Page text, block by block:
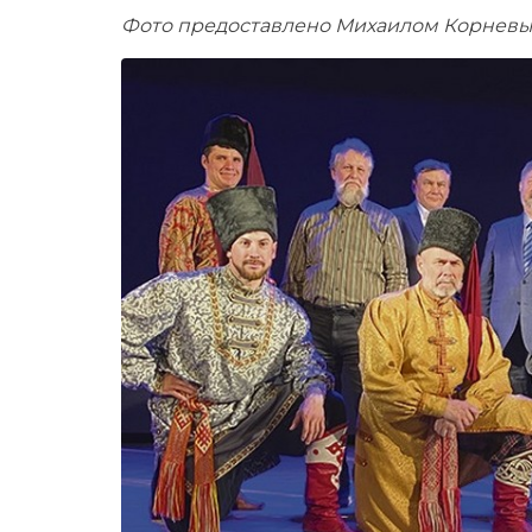
Фото предоставлено Михаилом